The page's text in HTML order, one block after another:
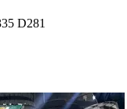
D281